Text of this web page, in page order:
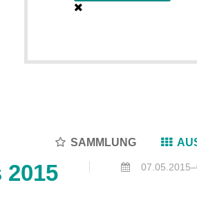
SAMMLUNG